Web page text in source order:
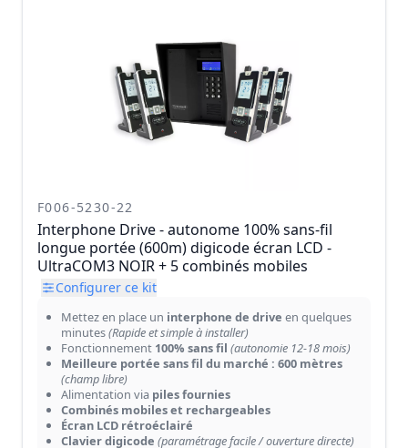
F006-5230-22
Interphone Drive - autonome 100% sans-fil
longue portée (600m) digicode écran LCD -
UltraCOM3 NOIR + 5 combinés mobiles
Configurer ce kit
Mettez en place un interphone de drive en quelques
minutes(Rapide et simple à installer)
Fonctionnement 100% sans fil (autonomie 12-18 mois)
Meilleure portée sans fil du marché : 600 mètres
(champ libre)
Alimentation via piles fournies
Combinés mobiles et rechargeables
Écran LCD rétroéclairé
Clavier digicode (paramétrage facile / ouverture directe)